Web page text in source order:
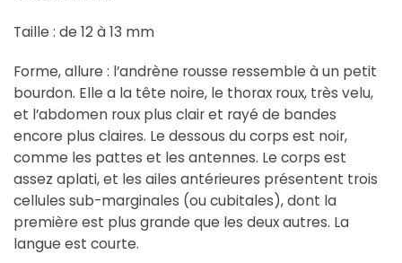
Taille : de 12 à 13 mm
Forme, allure : l’andrène rousse ressemble à un petit
bourdon. Elle a la tête noire, le thorax roux, très velu,
et l’abdomen roux plus clair et rayé de bandes
encore plus claires. Le dessous du corps est noir,
comme les pattes et les antennes. Le corps est
assez aplati, et les ailes antérieures présentent trois
cellules sub-marginales (ou cubitales), dont la
première est plus grande que les deux autres. La
langue est courte.